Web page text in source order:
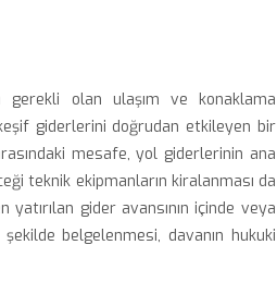
olan ulaşım ve konaklama
giderlerini doğrudan etkileyen bir
mesafe, yol giderlerinin ana
teknik ekipmanların kiralanması da
gider avansının içinde veya
belgelenmesi, davanın hukuki